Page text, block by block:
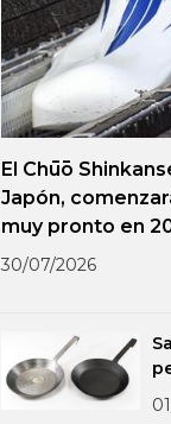
El Chūō
Japón,
muy pronto en
30/07/2026